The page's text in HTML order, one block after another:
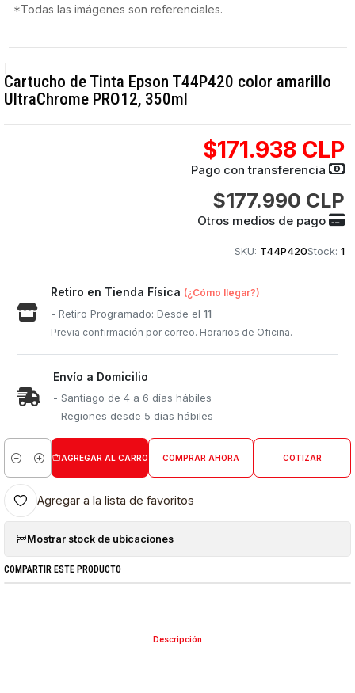
*Todas las imágenes son referenciales.
Cartucho de Tinta Epson T44P420 color amarillo
UltraChrome PRO12, 350ml
$171.938 CLP
Pago con transferencia
$177.990 CLP
Otros medios de pago
SKU: T44P420Stock: 1
Retiro en Tienda Física (¿Cómo llegar?)
- Retiro Programado: Desde el11
Previa confirmación por correo. Horarios de Oficina.
Envío a Domicilio
- Santiago de 4 a 6 días hábiles
- Regiones desde 5 días hábiles
Cantidad
AGREGAR AL CARRO COMPRAR AHORA COTIZAR
Agregar a la lista de favoritos
Mostrar stock de ubicaciones
COMPARTIR ESTE PRODUCTO
Descripción